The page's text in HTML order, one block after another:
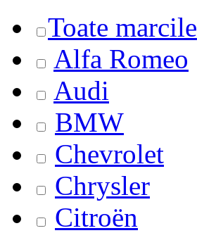
Toate marcile
Alfa Romeo
Audi
BMW
Chevrolet
Chrysler
Citroën